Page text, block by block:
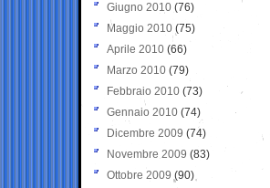
Giugno 2010 (76)
Maggio 2010 (75)
Aprile 2010 (66)
Marzo 2010 (79)
Febbraio 2010 (73)
Gennaio 2010 (74)
Dicembre 2009 (74)
Novembre 2009 (83)
Ottobre 2009 (90)